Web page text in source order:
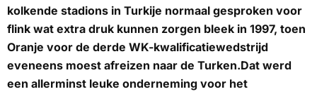
kolkende stadions in Turkije normaal gesproken voor
flink wat extra druk kunnen zorgen bleek in 1997, toen
Oranje voor de derde WK-kwalificatiewedstrijd
eveneens moest afreizen naar de Turken.Dat werd
een allerminst leuke onderneming voor het